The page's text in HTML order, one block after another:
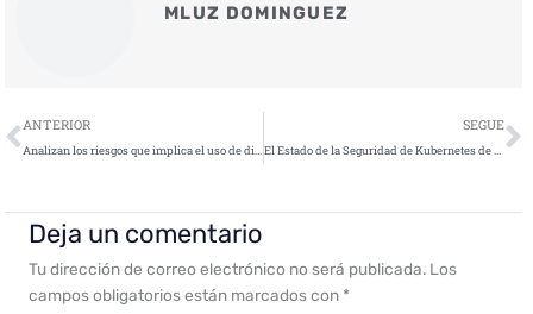
MLUZ DOMINGUEZ
Ant
ANTERIOR
Analizan los riesgos que implica el uso de dispositivos IoT en el hogar y cómo protegerse de los ciberataques
SEGUE
El Estado de la Seguridad de Kubernetes de 2022
Deja un comentario
Tu dirección de correo electrónico no será publicada. Los
campos obligatorios están marcados con *